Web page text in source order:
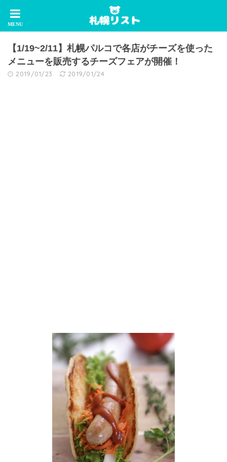
【1/19~2/11】札幌パルコで各店がチーズを使った
メニューを販売するチーズフェアが開催！
2019/01/23 2019/01/24